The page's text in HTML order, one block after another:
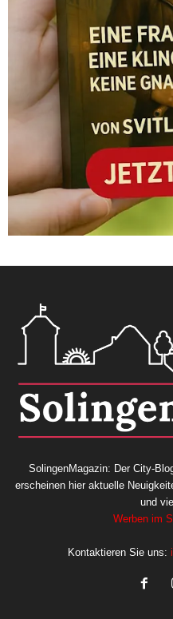
SolingenMagazin: Der City-
erscheinen hier aktuelle
und
Werben im
Kontaktieren Sie uns: